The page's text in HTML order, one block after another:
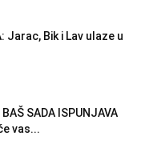
Jarac, Bik i Lav ulaze u
SADA ISPUNJAVA
vas...